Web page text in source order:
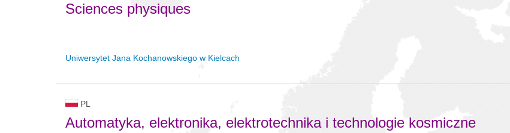
Sciences physiques
Uniwersytet Jana Kochanowskiego w Kielcach
PL
Automatyka, elektronika, elektrotechnika i technologie kosmiczne